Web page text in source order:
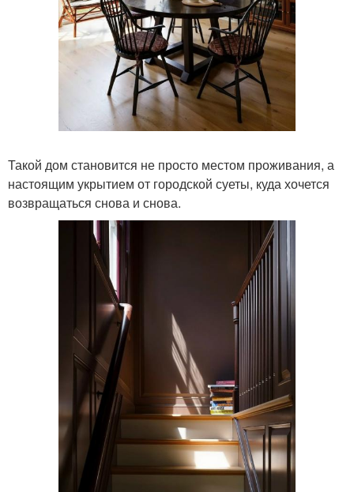
Такой дом становится не просто местом проживания, а
настоящим укрытием от городской суеты, куда хочется
возвращаться снова и снова.